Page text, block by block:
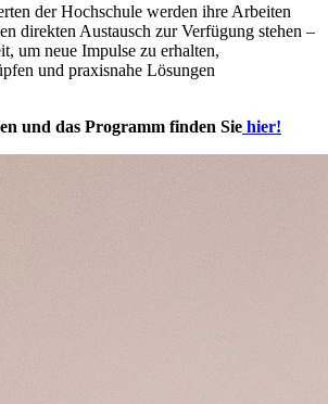
der Hochschule werden ihre Arbeiten
direkten Austausch zur Verfügung stehen –
um neue Impulse zu erhalten,
und praxisnahe Lösungen
und das Programm finden Sie hier!